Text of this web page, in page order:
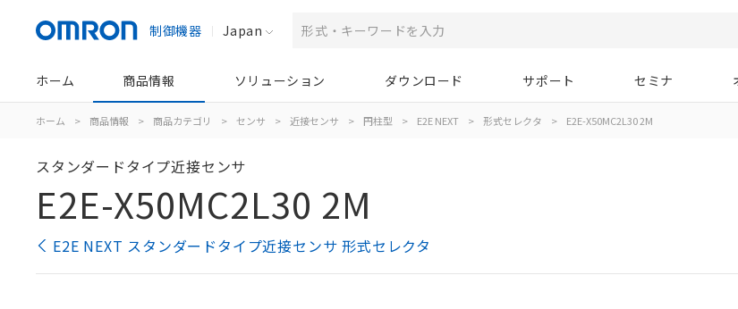
制御機器 Japan
ホーム 商品情報 ソリューション ダウンロード サポート セミナ
ホーム > 商品情報 > 商品カテゴリ > センサ > 近接センサ > 円柱型 > E2E NEXT > 形式セレクタ > E2E-X50MC2L30 2M
スタンダードタイプ近接センサ
E2E-X50MC2L30 2M
E2E NEXT スタンダードタイプ近接センサ 形式セレクタ